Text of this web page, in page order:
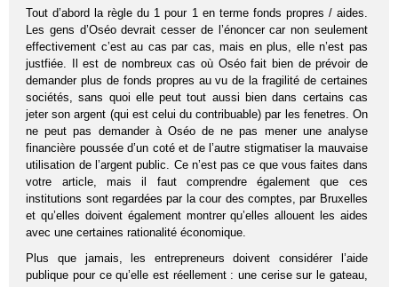
Tout d’abord la règle du 1 pour 1 en terme fonds propres / aides.
Les gens d’Oséo devrait cesser de l’énoncer car non seulement
effectivement c’est au cas par cas, mais en plus, elle n’est pas
justfiée. Il est de nombreux cas où Oséo fait bien de prévoir de
demander plus de fonds propres au vu de la fragilité de certaines
sociétés, sans quoi elle peut tout aussi bien dans certains cas
jeter son argent (qui est celui du contribuable) par les fenetres. On
ne peut pas demander à Oséo de ne pas mener une analyse
financière poussée d’un coté et de l’autre stigmatiser la mauvaise
utilisation de l’argent public. Ce n’est pas ce que vous faites dans
votre article, mais il faut comprendre également que ces
institutions sont regardées par la cour des comptes, par Bruxelles
et qu’elles doivent également montrer qu’elles allouent les aides
avec une certaines rationalité économique.
Plus que jamais, les entrepreneurs doivent considérer l’aide
publique pour ce qu’elle est réellement : une cerise sur le gateau,